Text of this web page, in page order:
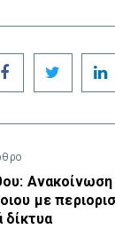
Facebook Twitter
Ανακοίνωση
με
δίκτυα